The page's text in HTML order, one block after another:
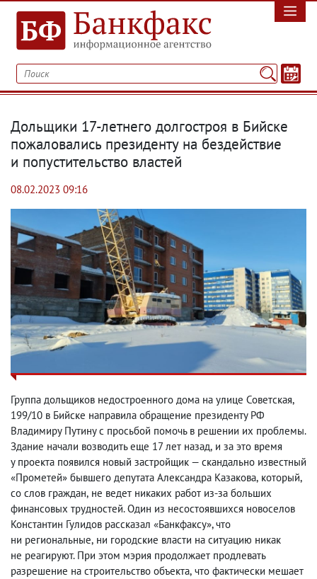
Дольщики 17-летнего долгостроя в Бийске
пожаловались президенту на бездействие
и попустительство властей
08.02.2023 09:16
Группа дольщиков недостроенного дома на улице Советская,
199/10 в Бийске направила обращение президенту РФ
Владимиру Путину с просьбой помочь в решении их проблемы.
Здание начали возводить еще 17 лет назад, и за это время
у проекта появился новый застройщик — скандально известный
«Прометей» бывшего депутата Александра Казакова, который,
со слов граждан, не ведет никаких работ из-за больших
финансовых трудностей. Один из несостоявшихся новоселов
Константин Гулидов рассказал «Банкфаксу», что
ни региональные, ни городские власти на ситуацию никак
не реагируют. При этом мэрия продолжает продлевать
разрешение на строительство объекта, что фактически мешает